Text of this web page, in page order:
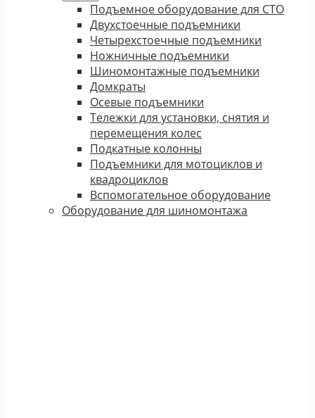
Подъемное оборудование для СТО
Двухстоечные подъемники
Четырехстоечные подъемники
Ножничные подъемники
Шиномонтажные подъемники
Домкраты
Осевые подъемники
Тележки для установки, снятия и
перемещения колес
Подкатные колонны
Подъемники для мотоциклов и
квадроциклов
Вспомогательное оборудование
Оборудование для шиномонтажа